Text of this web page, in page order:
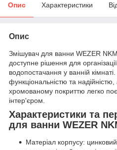
Опис Характеристики
Опис
Змішувач для ванни WEZER
доступне рішення для
водопостачання у ванній
функціональністю та
хромованому покриттю легко
інтер'єром.
Характеристики та
для ванни WEZER
Матеріал корпусу: